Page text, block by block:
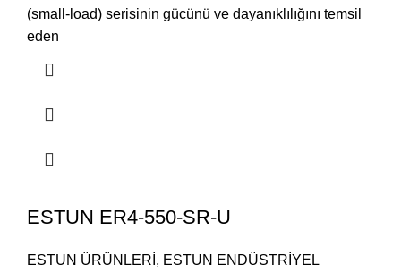
(small-load) serisinin gücünü ve dayanıklılığını temsil
eden
ESTUN ER4-550-SR-U
ESTUN ÜRÜNLERİ , ESTUN ENDÜSTRİYEL